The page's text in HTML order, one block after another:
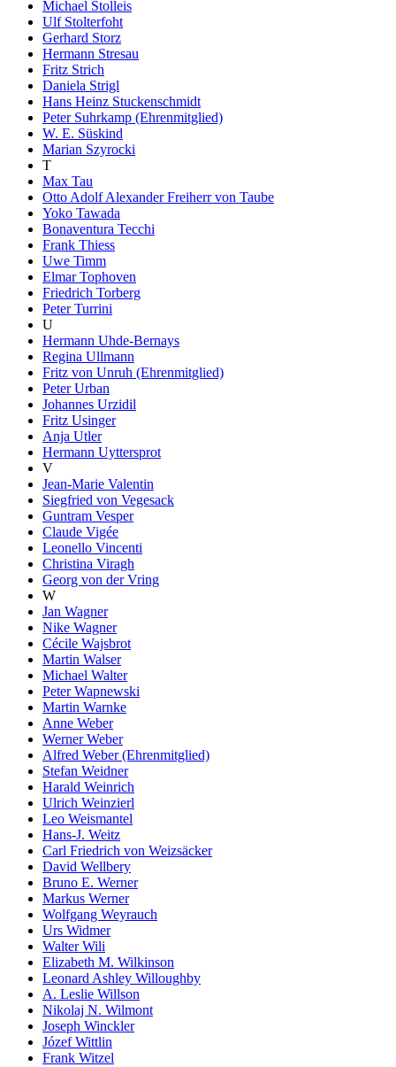
Michael Stolleis
Ulf Stolterfoht
Gerhard Storz
Hermann Stresau
Fritz Strich
Daniela Strigl
Hans Heinz Stuckenschmidt
Peter Suhrkamp (Ehrenmitglied)
W. E. Süskind
Marian Szyrocki
T
Max Tau
Otto Adolf Alexander Freiherr von Taube
Yoko Tawada
Bonaventura Tecchi
Frank Thiess
Uwe Timm
Elmar Tophoven
Friedrich Torberg
Peter Turrini
U
Hermann Uhde-Bernays
Regina Ullmann
Fritz von Unruh (Ehrenmitglied)
Peter Urban
Johannes Urzidil
Fritz Usinger
Anja Utler
Hermann Uyttersprot
V
Jean-Marie Valentin
Siegfried von Vegesack
Guntram Vesper
Claude Vigée
Leonello Vincenti
Christina Viragh
Georg von der Vring
W
Jan Wagner
Nike Wagner
Cécile Wajsbrot
Martin Walser
Michael Walter
Peter Wapnewski
Martin Warnke
Anne Weber
Werner Weber
Alfred Weber (Ehrenmitglied)
Stefan Weidner
Harald Weinrich
Ulrich Weinzierl
Leo Weismantel
Hans-J. Weitz
Carl Friedrich von Weizsäcker
David Wellbery
Bruno E. Werner
Markus Werner
Wolfgang Weyrauch
Urs Widmer
Walter Wili
Elizabeth M. Wilkinson
Leonard Ashley Willoughby
A. Leslie Willson
Nikolaj N. Wilmont
Joseph Winckler
Józef Wittlin
Frank Witzel